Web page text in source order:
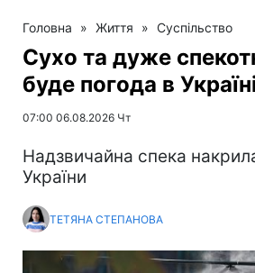
Головна » Життя » Суспільство
Сухо та дуже
буде погода в
07:00 06.08.2026 Чт
Надзвичайна спека
України
ТЕТЯНА СТЕПАНОВА